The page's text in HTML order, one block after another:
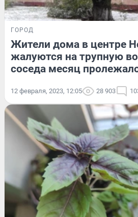
ГОРОД
Жители дома в центре
жалуются на трупную
соседа месяц
12 февраля, 2023, 12:05 28 903